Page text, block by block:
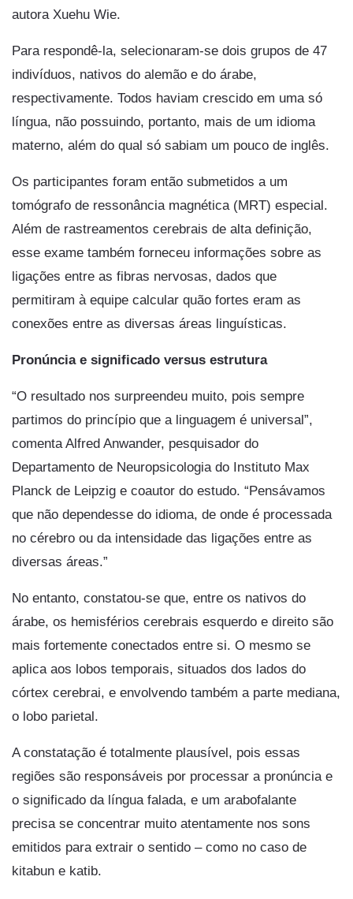
autora Xuehu Wie.
Para respondê-la, selecionaram-se dois grupos de 47
indivíduos, nativos do alemão e do árabe,
respectivamente. Todos haviam crescido em uma só
língua, não possuindo, portanto, mais de um idioma
materno, além do qual só sabiam um pouco de inglês.
Os participantes foram então submetidos a um
tomógrafo de ressonância magnética (MRT) especial.
Além de rastreamentos cerebrais de alta definição,
esse exame também forneceu informações sobre as
ligações entre as fibras nervosas, dados que
permitiram à equipe calcular quão fortes eram as
conexões entre as diversas áreas linguísticas.
Pronúncia e significado versus estrutura
“O resultado nos surpreendeu muito, pois sempre
partimos do princípio que a linguagem é universal”,
comenta Alfred Anwander, pesquisador do
Departamento de Neuropsicologia do Instituto Max
Planck de Leipzig e coautor do estudo. “Pensávamos
que não dependesse do idioma, de onde é processada
no cérebro ou da intensidade das ligações entre as
diversas áreas.”
No entanto, constatou-se que, entre os nativos do
árabe, os hemisférios cerebrais esquerdo e direito são
mais fortemente conectados entre si. O mesmo se
aplica aos lobos temporais, situados dos lados do
córtex cerebrai, e envolvendo também a parte mediana,
o lobo parietal.
A constatação é totalmente plausível, pois essas
regiões são responsáveis por processar a pronúncia e
o significado da língua falada, e um arabofalante
precisa se concentrar muito atentamente nos sons
emitidos para extrair o sentido – como no caso de
kitabun e katib.